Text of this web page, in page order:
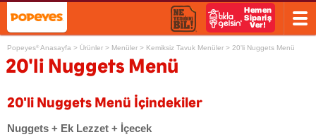
Popeyes® Anasayfa > Ürünler > Menüler > Kemiksiz Tavuk Menüler > 20'li Nuggets Menü
20'li Nuggets Menü
20'li Nuggets Menü İçindekiler
Nuggets + Ek Lezzet + İçecek